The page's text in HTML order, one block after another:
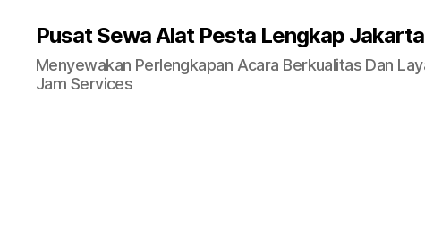
Pusat Sewa Alat Pesta Lengkap
Menyewakan Perlengkapan Acara Berkualitas Dan
Jam Services